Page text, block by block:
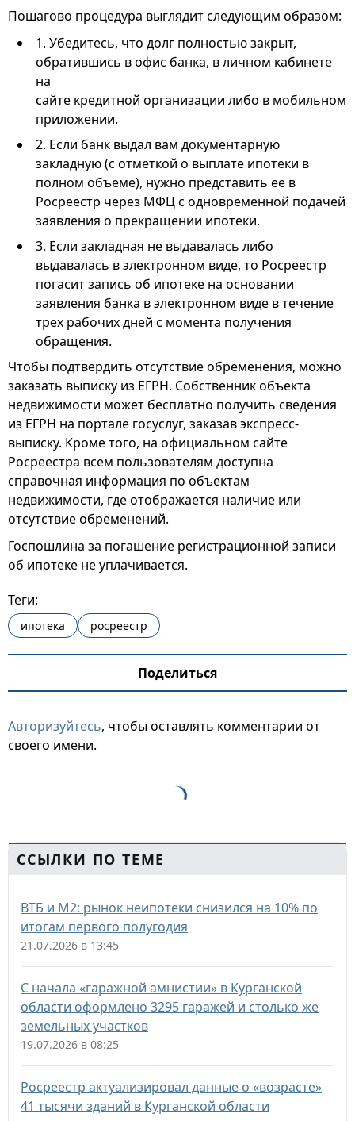
Пошагово процедура выглядит следующим образом:
1. Убедитесь, что долг полностью закрыт,
обратившись в офис банка, в личном кабинете
на
сайте кредитной организации либо в мобильном
приложении.
2. Если банк выдал вам документарную
закладную (с отметкой о выплате ипотеки в
полном объеме), нужно представить ее в
Росреестр через МФЦ с одновременной подачей
заявления о прекращении ипотеки.
3. Если закладная не выдавалась либо
выдавалась в электронном виде, то Росреестр
погасит запись об ипотеке на основании
заявления банка в электронном виде в течение
трех рабочих дней с момента получения
обращения.
Чтобы подтвердить отсутствие обременения, можно
заказать выписку из ЕГРН. Собственник объекта
недвижимости может бесплатно получить сведения
из ЕГРН на портале госуслуг, заказав экспресс-
выписку. Кроме того, на официальном сайте
Росреестра всем пользователям доступна
справочная информация по объектам
недвижимости, где отображается наличие или
отсутствие обременений.
Госпошлина за погашение регистрационной записи
об ипотеке не уплачивается.
Теги:
ипотека росреестр
Поделиться
Авторизуйтесь, чтобы оставлять комментарии от
своего имени.
ССЫЛКИ ПО ТЕМЕ
ВТБ и М2: рынок неипотеки снизился на 10% по
итогам первого полугодия
21.07.2026 в 13:45
С начала «гаражной амнистии» в Курганской
области оформлено 3295 гаражей и столько же
земельных участков
19.07.2026 в 08:25
Росреестр актуализировал данные о «возрасте»
41 тысячи зданий в Курганской области